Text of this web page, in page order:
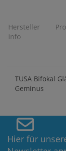
Hersteller
Info
TUSA Bifokal
Geminus
Hier für